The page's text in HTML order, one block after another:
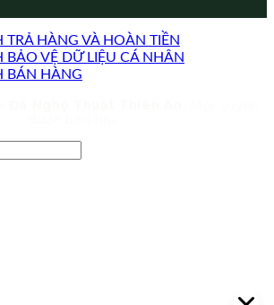
TRẢ HÀNG VÀ HOÀN TIỀN
BẢO VỆ DỮ LIỆU CÁ NHÂN
BÁN HÀNG